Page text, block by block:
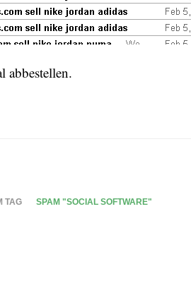
abbestellen.
TAG SPAM "SOCIAL SOFTWARE"